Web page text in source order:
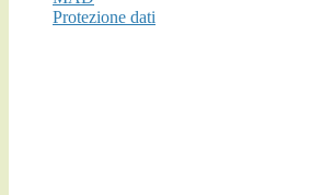
Protezione dati